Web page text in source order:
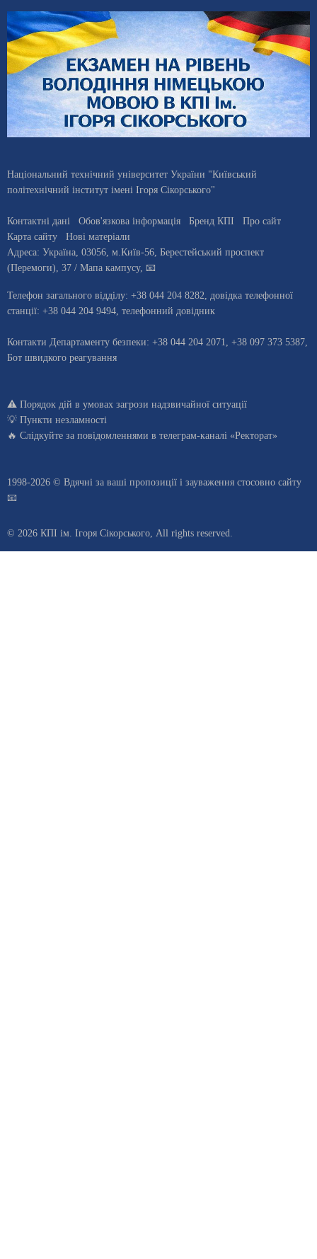
Національний технічний університет України "Київський
політехнічний інститут імені Ігоря Сікорського"
Контактні дані Обов'язкова інформація Бренд КПІ
Про сайт
Карта сайту
Нові матеріали
Адреса: Україна, 03056, м.Київ-56, Берестейський проспект
(Перемоги), 37 / Мапа кампусу, 📧
Телефон загального відділу: +38 044 204 8282 , довiдка телефонної
станцiї: +38 044 204 9494 телефонний довідник
Контакти Департаменту безпеки: +38 044 204 2071, +38 097 373 5387,
Бот швидкого реагування
⚠️ Порядок дій в умовах загрози надзвичайної ситуації
💡 Пункти незламності
🔥 Слідкуйте за повідомленнями в телеграм-каналі «Ректорат»
1998-2026 © Вдячні за ваші пропозиції і зауваження стосовно сайту
📧
© 2026 КПІ ім. Ігоря Сікорського, All rights reserved.